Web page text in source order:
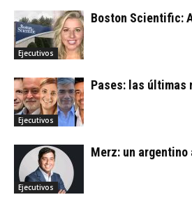
Ejecutivos
Boston Scientific:
Ejecutivos
Pases: las últimas
Ejecutivos
Merz: un